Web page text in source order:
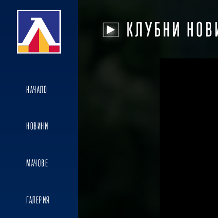
НАЧАЛО
НОВИНИ
МАЧОВЕ
ГАЛЕРИЯ
КЛУБНИ